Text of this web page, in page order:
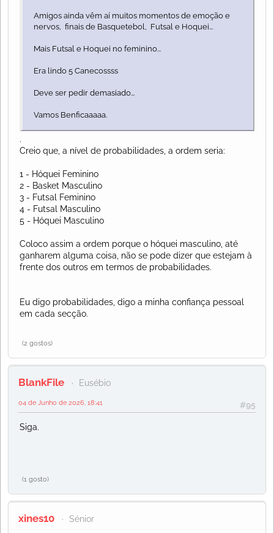
Amigos ainda vêm aí muitos momentos de emoção e
nervos, finais de Basquetebol, Futsal e Hoquei...
Mais Futsal e Hoquei no feminino...
Era lindo 5 Canecossss
Deve ser pedir demasiado...
Vamos Benficaaaaa.
.
Creio que, a nível de probabilidades, a ordem seria:
1 - Hóquei Feminino
2 - Basket Masculino
3 - Futsal Feminino
4 - Futsal Masculino
5 - Hóquei Masculino
Coloco assim a ordem porque o hóquei masculino, até
ganharem alguma coisa, não se pode dizer que estejam à
frente dos outros em termos de probabilidades.
Eu digo probabilidades, digo a minha confiança pessoal
em cada secção.
(2 gostos)
BlankFile Eusébio
#95
04 de Junho de 2026, 18:41
Siga.
(1 gosto)
xines10 Sénior